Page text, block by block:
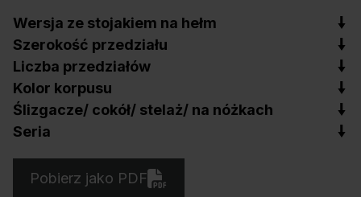
Wersja ze stojakiem na hełm
Szerokość przedziału
Liczba przedziałów
Kolor korpusu
Ślizgacze/ cokół/ stelaż/ na nóżkach
Seria
Pobierz jako PDF